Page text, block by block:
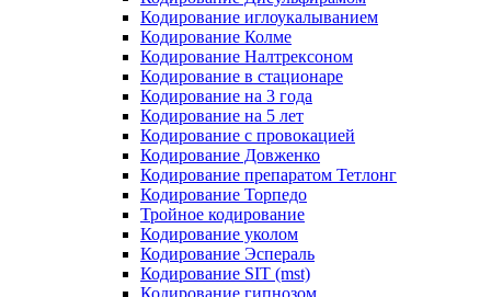
Кодирование иглоукалыванием
Кодирование Колме
Кодирование Налтрексоном
Кодирование в стационаре
Кодирование на 3 года
Кодирование на 5 лет
Кодирование с провокацией
Кодирование Довженко
Кодирование препаратом Тетлонг
Кодирование Торпедо
Тройное кодирование
Кодирование уколом
Кодирование Эспераль
Кодирование SIT (mst)
Кодирование гипнозом